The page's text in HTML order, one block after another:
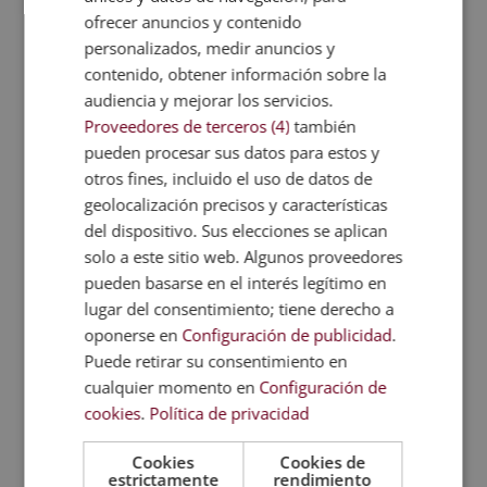
promotores de igualdad. Se trata de una
plataforma que reúne a gobiernos, organizaciones
internacionales, sociedad civil y sector privado con
el objetivo de impulsar acciones conjuntas.
Su principal fortaleza radica en la colaboración. La
GGEI busca generar
espacios de cooperación
donde diferentes actores puedan compartir
experiencias, desarrollar proyectos y coordinar
estrategias para avanzar hacia sociedades más
igualitarias.
Este tipo de alianzas refleja una realidad cada vez
más evidente: la igualdad de género no puede
abordarse desde un único ámbito. Requiere la
participación de múltiples sectoresy una visión
global que conecte políticas públicas, desarrollo
económico y transformación social.
Te puede interesar:
ofrecer anuncios y contenido
personalizados, medir anuncios y
contenido, obtener información sobre la
audiencia y mejorar los servicios.
Proveedores de terceros (4) también
pueden procesar sus datos para estos y
otros fines, incluido el uso de datos de
geolocalización precisos y características
del dispositivo. Sus elecciones se aplican
solo a este sitio web. Algunos proveedores
pueden basarse en el interés legítimo en
lugar del consentimiento; tiene derecho a
oponerse en Configuración de publicidad.
Puede retirar su consentimiento en
cualquier momento en Configuración de
cookies. Política de privacidad
Cookies
estrictamente
Cookies de
rendimiento